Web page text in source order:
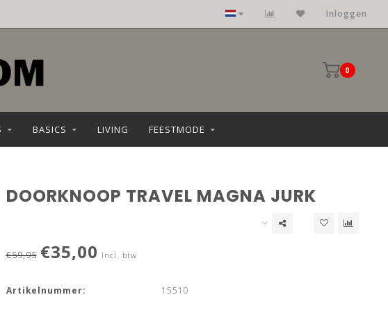
Inloggen
0
BASICS LIVING FEESTMODE
DOORKNOOP TRAVEL MAGNA JURK
€59,95 €35,00 Incl. btw
Artikelnummer: 15510